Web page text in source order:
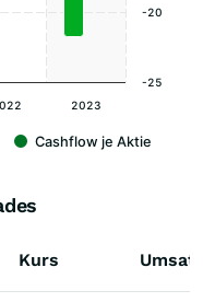
Cashflow je Aktie
2023
-25
-20
Kurs Umsatz